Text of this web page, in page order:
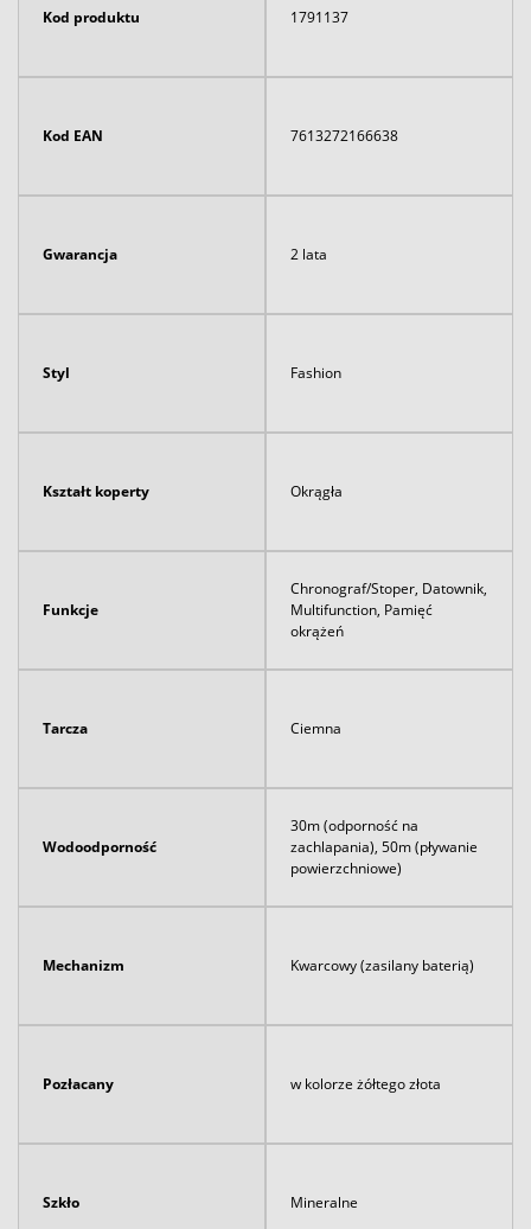
Kod produktu 1791137
Kod EAN 7613272166638
Gwarancja 2 lata
Styl Fashion
Kształt koperty Okrągła
Funkcje
Chronograf/Stoper, Datownik,
Multifunction, Pamięć
okrążeń
Tarcza Ciemna
Wodoodporność
30m (odporność na
zachlapania), 50m (pływanie
powierzchniowe)
Mechanizm Kwarcowy (zasilany baterią)
Pozłacany w kolorze żółtego złota
Szkło Mineralne